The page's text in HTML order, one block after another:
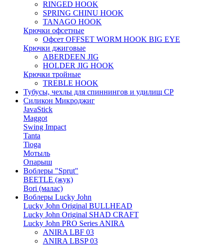
RINGED HOOK
SPRING CHINU HOOK
TANAGO HOOK
Крючки офсетные
Офсет OFFSET WORM HOOK BIG EYE
Крючки джиговые
ABERDEEN JIG
HOLDER JIG HOOK
Крючки тройные
TREBLE HOOK
Тубусы, чехлы для спиннингов и удилищ СР
Силикон Микроджиг
JavaStick
Maggot
Swing Impact
Tanta
Tioga
Мотыль
Опарыш
Воблеры "Sprut"
BEETLE (жук)
Bori (малас)
Воблеры Lucky John
Lucky John Original BULLHEAD
Lucky John Original SHAD CRAFT
Lucky John PRO Series ANIRA
ANIRA LBF 03
ANIRA LBSP 03